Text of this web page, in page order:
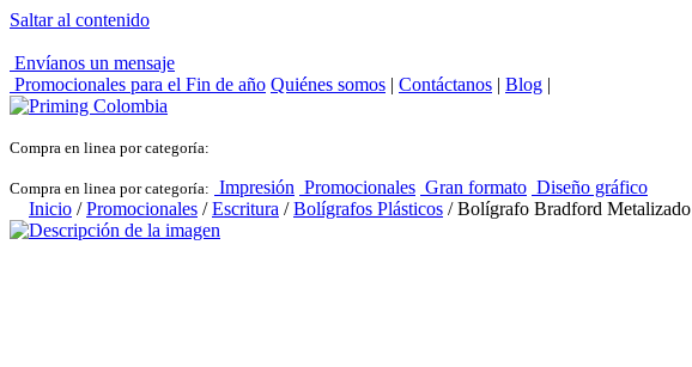
Saltar al contenido
Envíanos un mensaje
Promocionales para el Fin de año Quiénes somos | Contáctanos | Blog |
Compra en linea por categoría:
Compra en linea por categoría: Impresión Promocionales Gran formato Diseño gráfico
Inicio /Promocionales /Escritura /Bolígrafos Plásticos / Bolígrafo Bradford Metalizado